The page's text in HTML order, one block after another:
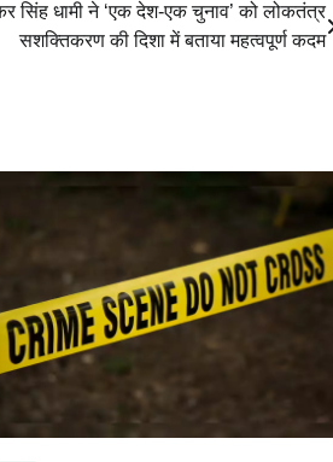
सिंह धामी ने ‘एक देश-एक चुनाव’ को लोकतंत्र
सशक्तिकरण की दिशा में बताया महत्वपूर्ण कदम